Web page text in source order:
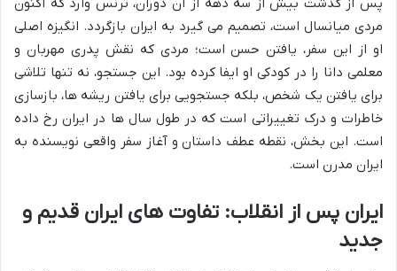
پس از گذشت بیش از سه دهه از آن دوران، ترنس وارد که اکنون
مردی میانسال است، تصمیم می گیرد به ایران بازگردد. انگیزه اصلی
او از این سفر، یافتن حسن است؛ مردی که نقش پدری مهربان و
معلمی دانا را در کودکی او ایفا کرده بود. این جستجو، نه تنها تلاشی
برای یافتن یک شخص، بلکه جستجویی برای یافتن ریشه ها، بازسازی
خاطرات و درک تغییراتی است که در طول سال ها در ایران رخ داده
است. این بخش، نقطه عطف داستان و آغاز سفر واقعی نویسنده به
ایران مدرن است.
ایران پس از انقلاب: تفاوت های ایران قدیم و
جدید